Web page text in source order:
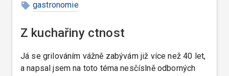
gastronomie
Z kuchařiny ctnost
Já se grilováním vážně zabývám již více než 40 let,
a napsal jsem na toto téma nesčíslně odborných